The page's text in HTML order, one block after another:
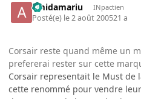
amidamariu INpactien
Posté(e) le 2 août 200521 a
Corsair reste quand même un
prefererai rester sur cette
Corsair representait le Must de
cette renommé pour vendre